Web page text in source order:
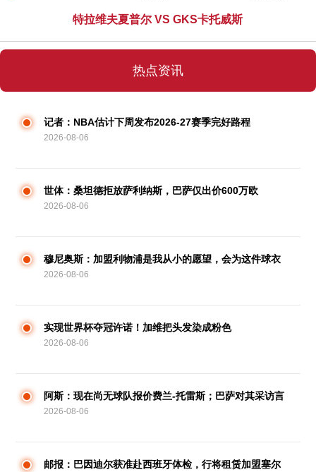
特拉维夫夏普尔 VS GKS卡托威斯
热点资讯
记者：NBA估计下周发布2026-27赛季完好路程
2026-08-06
世体：桑坦德拒放萨利纳斯，巴萨仅出价600万欧
2026-08-06
穆尼奥斯：加盟利物浦是我从小的愿望，会为这件球衣
拼尽全力
2026-08-06
实现世界杯夺冠许诺！加维把头发染成粉色
2026-08-06
阿斯：现在尚无球队报价费兰-托雷斯；巴萨对其采访言
辞不满
2026-08-06
邮报：巴因迪尔获准赴西班牙体检，行将租赁加盟塞尔